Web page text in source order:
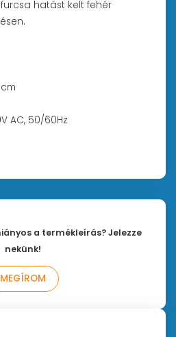
furcsa hatást kelt fehér
AC, 50/60Hz
a termékleírás? Jelezze
nekünk!
MEGÍROM